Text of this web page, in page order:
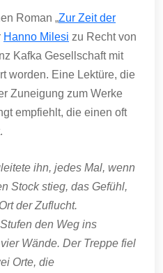
Roman „Zur Zeit der
Hanno Milesi zu Recht von
Kafka Gesellschaft mit
worden. Eine Lektüre, die
Zuneigung zum Werke
empfiehlt, die einen oft
ihn, jedes Mal, wenn
Stock stieg, das Gefühl,
der Zuflucht.
den Weg ins
Wände. Der Treppe fiel
Orte, die